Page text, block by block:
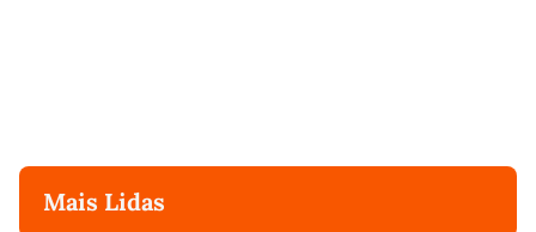
Mais Lidas